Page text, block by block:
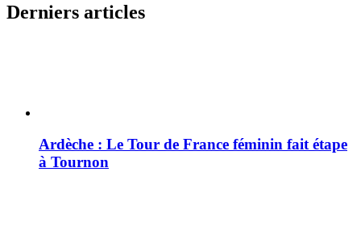
Derniers articles
Ardèche : Le Tour de France féminin fait étape
à Tournon